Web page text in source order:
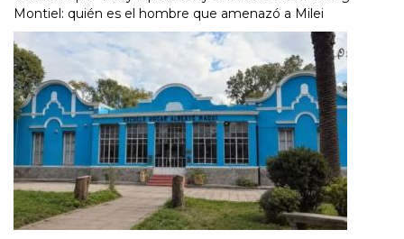
Montiel: quién es el hombre que amenazó a Milei